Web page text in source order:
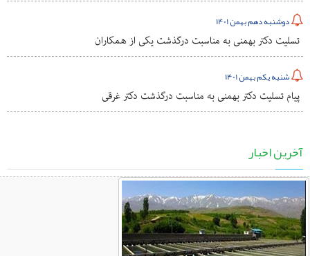
دوشنبه دهم بهمن 1401
تسلیت دکتر بهمنی به مناسبت درگذشت یکی از همکاران
شنبه یکم بهمن 1401
پیام تسلیت دکتر بهمنی به مناسبت درگذشت دکتر غرقی
آخرین اخبار